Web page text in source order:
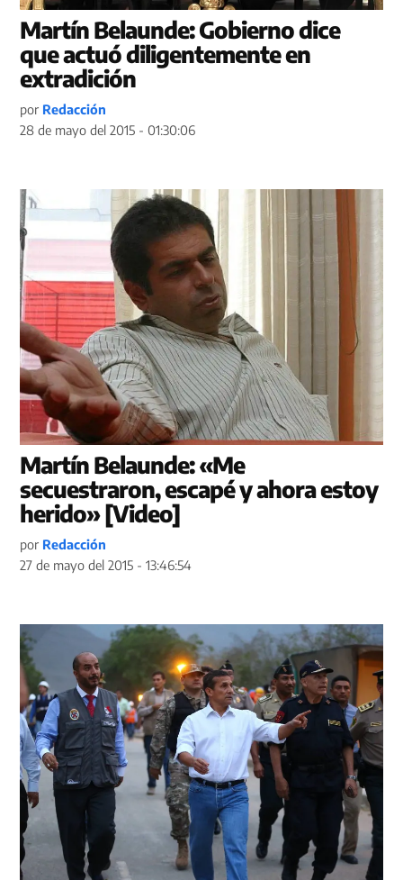
Martín Belaunde: Gobierno dice
que actuó diligentemente en
extradición
por Redacción
28 de mayo del 2015 - 01:30:06
Martín Belaunde: «Me
secuestraron, escapé y ahora estoy
herido» [Video]
por Redacción
27 de mayo del 2015 - 13:46:54